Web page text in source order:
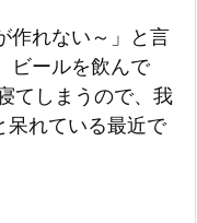
作れない～」と言
ビールを飲んで
てしまうので、我
れている最近で